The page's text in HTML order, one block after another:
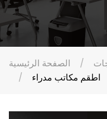
الصفحة الرئيسية
اطقم مكاتب مدراء